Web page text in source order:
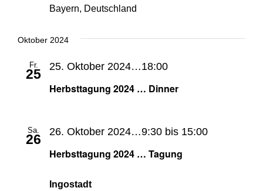
Bayern, Deutschland
Oktober 2024
Fr.
25
Herbsttagung 2024 … Dinner
25. Oktober 2024…18:00
Sa.
26
Herbsttagung 2024 … Tagung
26. Oktober 2024…9:30 bis 15:00
Ingostadt